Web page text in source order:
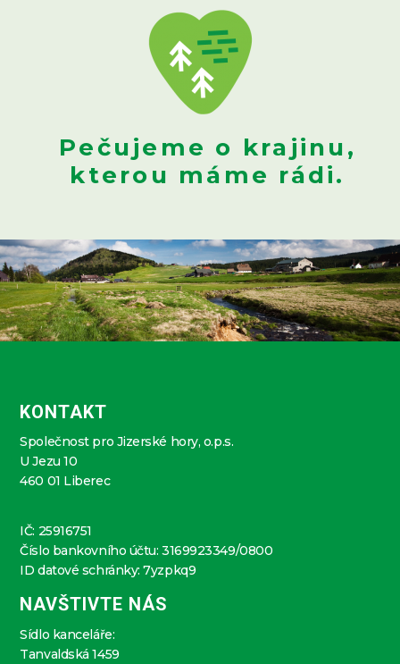
Pečujeme o krajinu,
kterou máme rádi.
KONTAKT
Společnost pro Jizerské hory, o.p.s.
U Jezu 10
460 01 Liberec
IČ: 25916751
Číslo bankovního účtu: 3169923349/0800
ID datové schránky: 7yzpkq9
NAVŠTIVTE NÁS
Sídlo kanceláře:
Tanvaldská 1459